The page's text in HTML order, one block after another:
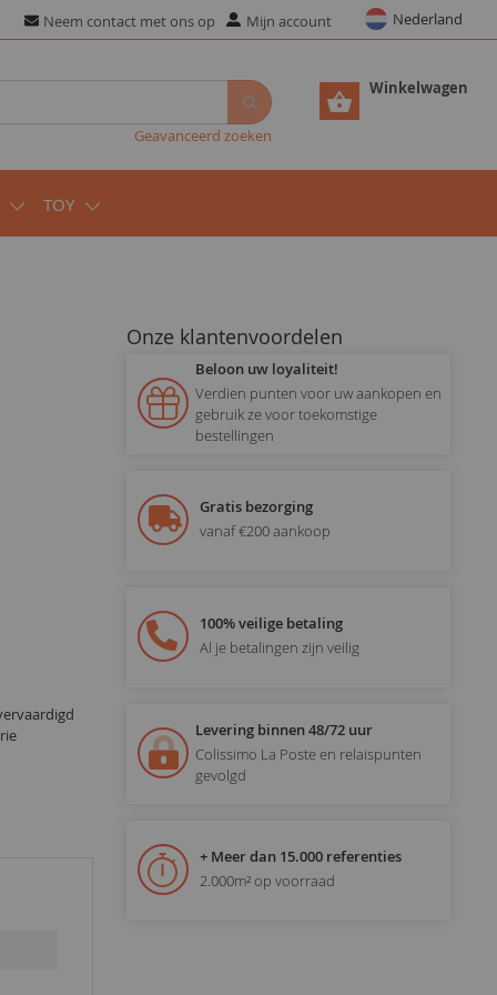
Neem contact met ons op Mijn account Nederland
Winkelwagen
Geavanceerd zoeken
TOY
Onze klantenvoordelen
Beloon uw loyaliteit!
Verdien punten voor uw aankopen en
gebruik ze voor toekomstige
bestellingen
Gratis bezorging
vanaf €200 aankoop
100% veilige betaling
Al je betalingen zijn veilig
Levering binnen 48/72 uur
Colissimo La Poste en relaispunten
gevolgd
+ Meer dan 15.000 referenties
2.000m² op voorraad